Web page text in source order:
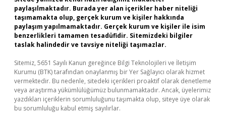
paylaşılmaktadır. Burada yer alan içerikler haber niteliği
taşımamakta olup, gerçek kurum ve kişiler hakkında
paylaşım yapılmamaktadır. Gerçek kurum ve kişiler ile isim
benzerlikleri tamamen tesadüfidir. Sitemizdeki bilgiler
taslak halindedir ve tavsiye niteliği taşımazlar.
Sitemiz, 5651 Sayılı Kanun gereğince Bilgi Teknolojileri ve İletişim
Kurumu (BTK) tarafından onaylanmış bir Yer Sağlayıcı olarak hizmet
vermektedir. Bu nedenle, sitedeki içerikleri proaktif olarak denetleme
veya araştırma yükümlülüğümüz bulunmamaktadır. Ancak, üyelerimiz
yazdıkları içeriklerin sorumluluğunu taşımakta olup, siteye üye olarak
bu sorumluluğu kabul etmiş sayılırlar.